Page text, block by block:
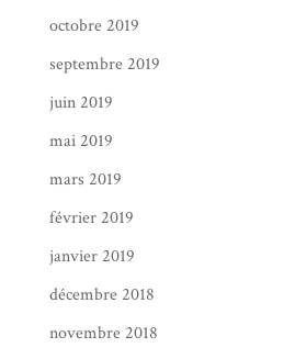
octobre 2019
septembre 2019
juin 2019
mai 2019
mars 2019
février 2019
janvier 2019
décembre 2018
novembre 2018